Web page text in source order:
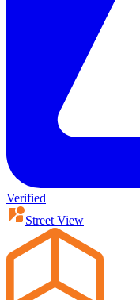
Verified
Street View